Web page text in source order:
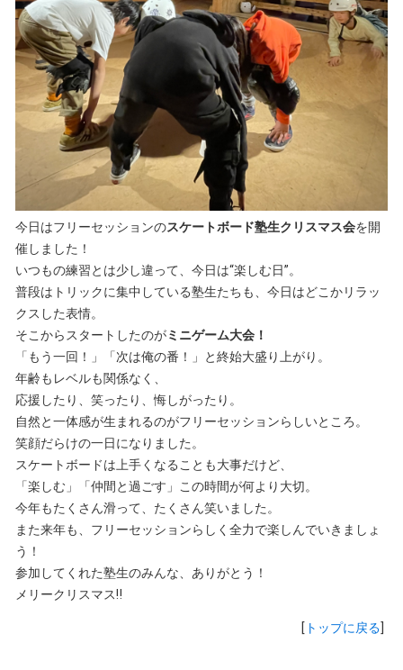
今日はフリーセッションのスケートボード塾生クリスマス会を開
催しました！
いつもの練習とは少し違って、今日は“楽しむ日”。
普段はトリックに集中している塾生たちも、今日はどこかリラッ
クスした表情。
そこからスタートしたのがミニゲーム大会！
「もう一回！」「次は俺の番！」と終始大盛り上がり。
年齢もレベルも関係なく、
応援したり、笑ったり、悔しがったり。
自然と一体感が生まれるのがフリーセッションらしいところ。
笑顔だらけの一日になりました。
スケートボードは上手くなることも大事だけど、
「楽しむ」「仲間と過ごす」この時間が何より大切。
今年もたくさん滑って、たくさん笑いました。
また来年も、フリーセッションらしく全力で楽しんでいきましょ
う！
参加してくれた塾生のみんな、ありがとう！
メリークリスマス‼
[ トップに戻る